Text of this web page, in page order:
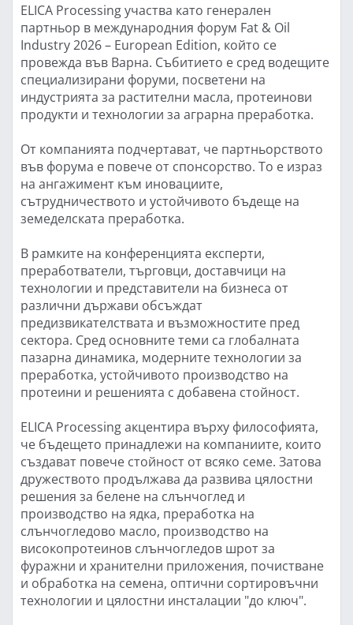
ELICA Processing участва като генерален
партньор в международния форум Fat & Oil
Industry 2026 – European Edition, който се
провежда във Варна. Събитието е сред водещите
специализирани форуми, посветени на
индустрията за растителни масла, протеинови
продукти и технологии за аграрна преработка.
От компанията подчертават, че партньорството
във форума е повече от спонсорство. То е израз
на ангажимент към иновациите,
сътрудничеството и устойчивото бъдеще на
земеделската преработка.
В рамките на конференцията експерти,
преработватели, търговци, доставчици на
технологии и представители на бизнеса от
различни държави обсъждат
предизвикателствата и възможностите пред
сектора. Сред основните теми са глобалната
пазарна динамика, модерните технологии за
преработка, устойчивото производство на
протеини и решенията с добавена стойност.
ELICA Processing акцентира върху философията,
че бъдещето принадлежи на компаниите, които
създават повече стойност от всяко семе. Затова
дружеството продължава да развива цялостни
решения за белене на слънчоглед и
производство на ядка, преработка на
слънчогледово масло, производство на
високопротеинов слънчогледов шрот за
фуражни и хранителни приложения, почистване
и обработка на семена, оптични сортировъчни
технологии и цялостни инсталации "до ключ".